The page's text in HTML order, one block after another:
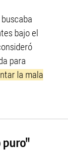
bajo el
para
la mala
puro"